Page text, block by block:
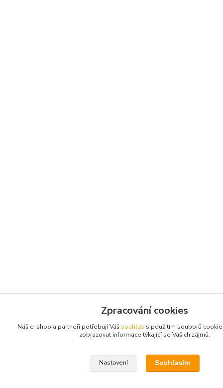
Zpracování cookies
Náš e-shop a partneři potřebují Váš souhlas s použitím souborů
zobrazovat informace týkající se Vašich zájmů.
Nastavení Souhlasím